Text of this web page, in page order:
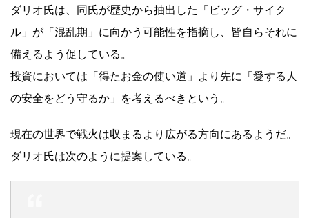
ダリオ氏は、同氏が歴史から抽出した「ビッグ・サイク
ル」が「混乱期」に向かう可能性を指摘し、皆自らそれに
備えるよう促している。
投資においては「得たお金の使い道」より先に「愛する人
の安全をどう守るか」を考えるべきという。
現在の世界で戦火は収まるより広がる方向にあるようだ。
ダリオ氏は次のように提案している。